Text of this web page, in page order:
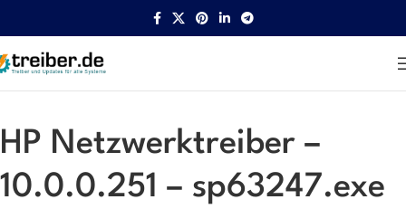
Startseite HP Netzwerk
HP Netzwerktreiber –
10.0.0.251 – sp63247.exe